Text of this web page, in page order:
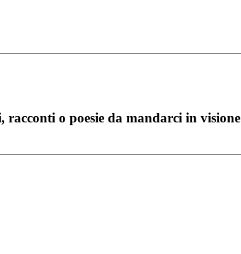
racconti o poesie da mandarci in visione